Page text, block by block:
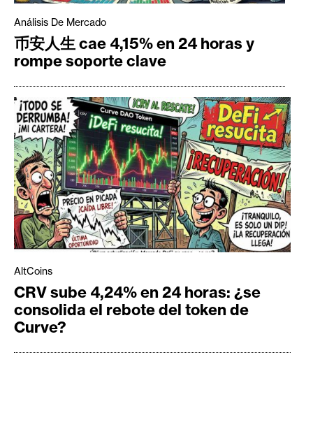
Análisis De Mercado
币安人生 cae 4,15% en 24 horas y
rompe soporte clave
AltCoins
CRV sube 4,24% en 24 horas: ¿se
consolida el rebote del token de
Curve?